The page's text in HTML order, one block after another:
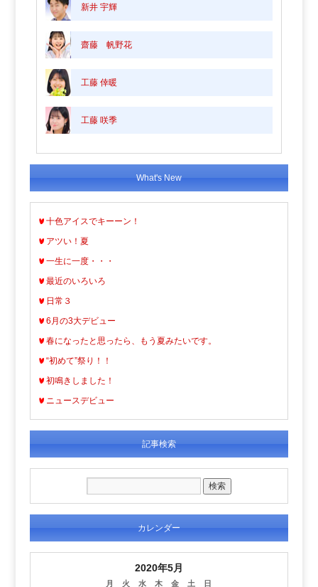
新井 宇輝
齋藤 帆野花
工藤 倖暖
工藤 咲季
What's New
十色アイスでキーーン！
アツい！夏
一生に一度・・・
最近のいろいろ
日常３
6月の3大デビュー
春になったと思ったら、もう夏みたいです。
“初めて”祭り！！
初鳴きしました！
ニュースデビュー
記事検索
カレンダー
2020年5月
月 火 水 木 金 土 日